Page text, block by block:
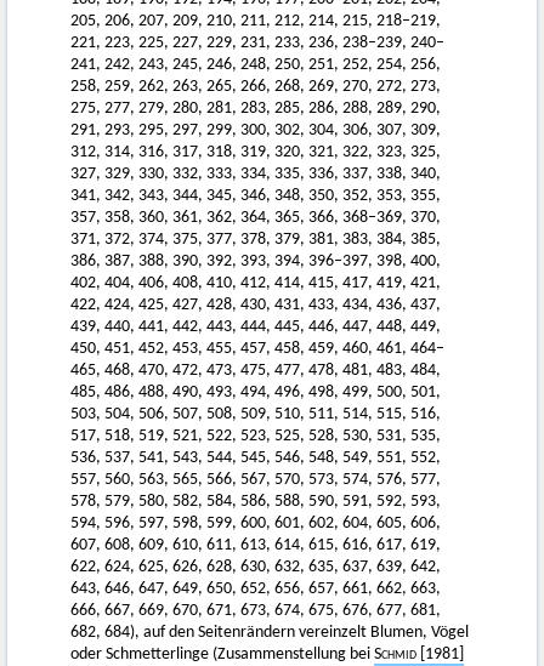
205, 206, 207, 209, 210, 211, 212, 214, 215, 218–219,
221, 223, 225, 227, 229, 231, 233, 236, 238–239, 240–
241, 242, 243, 245, 246, 248, 250, 251, 252, 254, 256,
258, 259, 262, 263, 265, 266, 268, 269, 270, 272, 273,
275, 277, 279, 280, 281, 283, 285, 286, 288, 289, 290,
291, 293, 295, 297, 299, 300, 302, 304, 306, 307, 309,
312, 314, 316, 317, 318, 319, 320, 321, 322, 323, 325,
327, 329, 330, 332, 333, 334, 335, 336, 337, 338, 340,
341, 342, 343, 344, 345, 346, 348, 350, 352, 353, 355,
357, 358, 360, 361, 362, 364, 365, 366, 368–369, 370,
371, 372, 374, 375, 377, 378, 379, 381, 383, 384, 385,
386, 387, 388, 390, 392, 393, 394, 396–397, 398, 400,
402, 404, 406, 408, 410, 412, 414, 415, 417, 419, 421,
422, 424, 425, 427, 428, 430, 431, 433, 434, 436, 437,
439, 440, 441, 442, 443, 444, 445, 446, 447, 448, 449,
450, 451, 452, 453, 455, 457, 458, 459, 460, 461, 464–
465, 468, 470, 472, 473, 475, 477, 478, 481, 483, 484,
485, 486, 488, 490, 493, 494, 496, 498, 499, 500, 501,
503, 504, 506, 507, 508, 509, 510, 511, 514, 515, 516,
517, 518, 519, 521, 522, 523, 525, 528, 530, 531, 535,
536, 537, 541, 543, 544, 545, 546, 548, 549, 551, 552,
557, 560, 563, 565, 566, 567, 570, 573, 574, 576, 577,
578, 579, 580, 582, 584, 586, 588, 590, 591, 592, 593,
594, 596, 597, 598, 599, 600, 601, 602, 604, 605, 606,
607, 608, 609, 610, 611, 613, 614, 615, 616, 617, 619,
622, 624, 625, 626, 628, 630, 632, 635, 637, 639, 642,
643, 646, 647, 649, 650, 652, 656, 657, 661, 662, 663,
666, 667, 669, 670, 671, 673, 674, 675, 676, 677, 681,
682, 684), auf den Seitenrändern vereinzelt Blumen, Vögel
oder Schmetterlinge (Zusammenstellung bei Schmid [1981]